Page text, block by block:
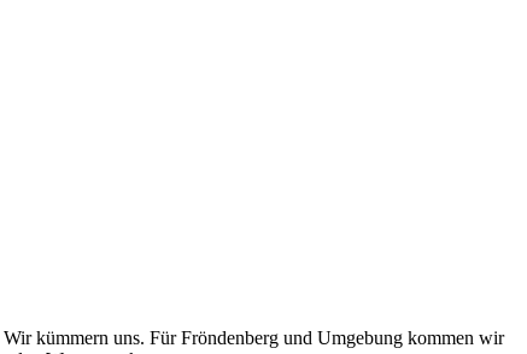
kümmern uns. Für Fröndenberg und Umgebung kommen wir